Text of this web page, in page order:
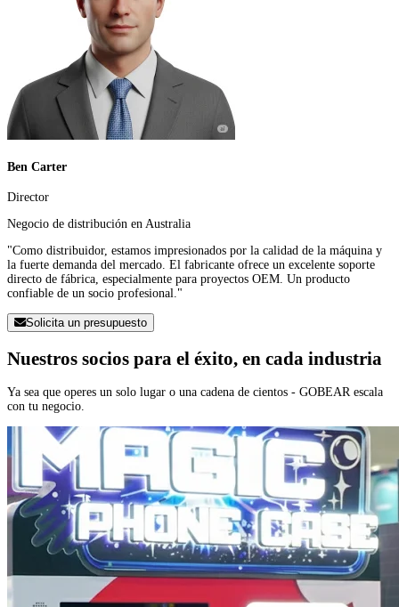
Ben Carter
Director
Negocio de distribución en Australia
"Como distribuidor, estamos impresionados por la calidad de la máquina y
la fuerte demanda del mercado. El fabricante ofrece un excelente soporte
directo de fábrica, especialmente para proyectos OEM. Un producto
confiable de un socio profesional."
Solicita un presupuesto
Nuestros socios para el éxito, en cada industria
Ya sea que operes un solo lugar o una cadena de cientos - GOBEAR escala
con tu negocio.